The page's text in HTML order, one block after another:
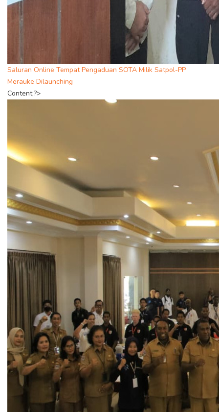
Saluran Online Tempat Pengaduan SOTA Milik Satpol-PP
Merauke Dilaunching
Content;?>